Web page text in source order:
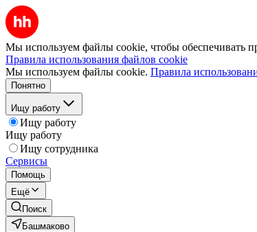
Мы используем файлы cookie, чтобы обеспечивать
Правила использования файлов cookie
Мы используем файлы cookie. Правила
Понятно
Ищу работу
Ищу работу
Ищу работу
Ищу сотрудника
Сервисы
Помощь
Ещё
Поиск
Башмаково